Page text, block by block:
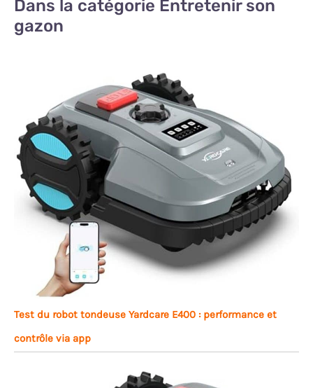
Dans la catégorie Entretenir son
gazon
Test du robot tondeuse Yardcare E400 : performance et
contrôle via app